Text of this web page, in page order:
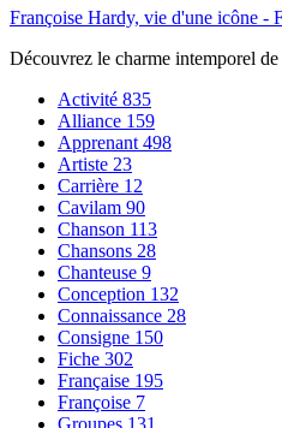
Françoise Hardy, vie d'une icône -
Découvrez le charme intemporel
Activité 835
Alliance 159
Apprenant 498
Artiste 23
Carrière 12
Cavilam 90
Chanson 113
Chansons 28
Chanteuse 9
Conception 132
Connaissance 28
Consigne 150
Fiche 302
Française 195
Françoise 7
Groupes 131